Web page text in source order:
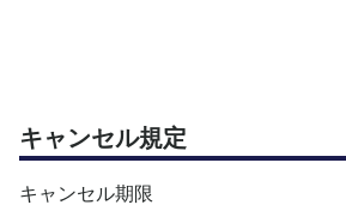
キャンセル規定
キャンセル期限